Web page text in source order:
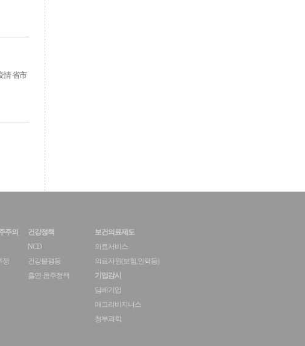
情 省市
주의
쟁
건강정책
NCD
건강불평등
흡연·음주정책
보건의료제도
의료서비스
의료자원(보험,인력등)
기업감시
담배기업
애그리비지니스
청부과학